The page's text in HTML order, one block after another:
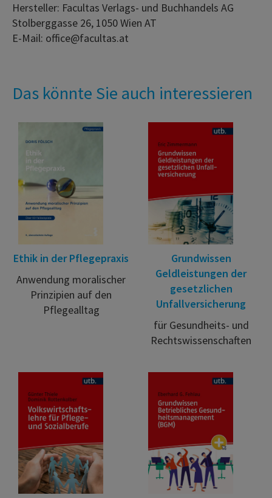
Hersteller: Facultas Verlags- und Buchhandels AG
Stolberggasse 26, 1050 Wien AT
E-Mail: office@facultas.at
Das könnte Sie auch interessieren
Ethik in der Pflegepraxis
Anwendung moralischer
Prinzipien auf den
Pflegealltag
Grundwissen
Geldleistungen der
gesetzlichen
Unfallversicherung
für Gesundheits- und
Rechtswissenschaften